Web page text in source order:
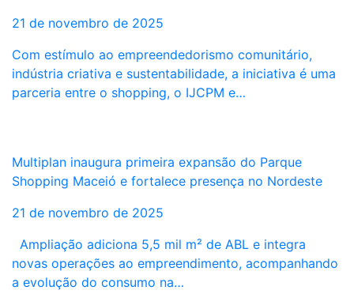
21 de novembro de 2025
Com estímulo ao empreendedorismo comunitário,
indústria criativa e sustentabilidade, a iniciativa é uma
parceria entre o shopping, o IJCPM e…
Multiplan inaugura primeira expansão do Parque
Shopping Maceió e fortalece presença no Nordeste
21 de novembro de 2025
Ampliação adiciona 5,5 mil m² de ABL e integra
novas operações ao empreendimento, acompanhando
a evolução do consumo na…